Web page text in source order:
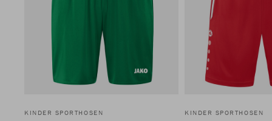
KINDER SPORTHOSEN KINDER SPORTHOSEN